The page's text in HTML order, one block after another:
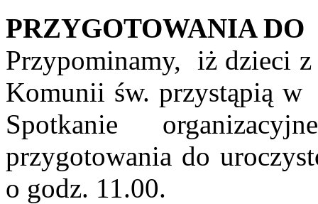
PRZYGOTOWANIA
Przypominamy, iż dzieci
Komunii św. przystąpią w
Spotkanie
przygotowania do
o godz. 11.00.